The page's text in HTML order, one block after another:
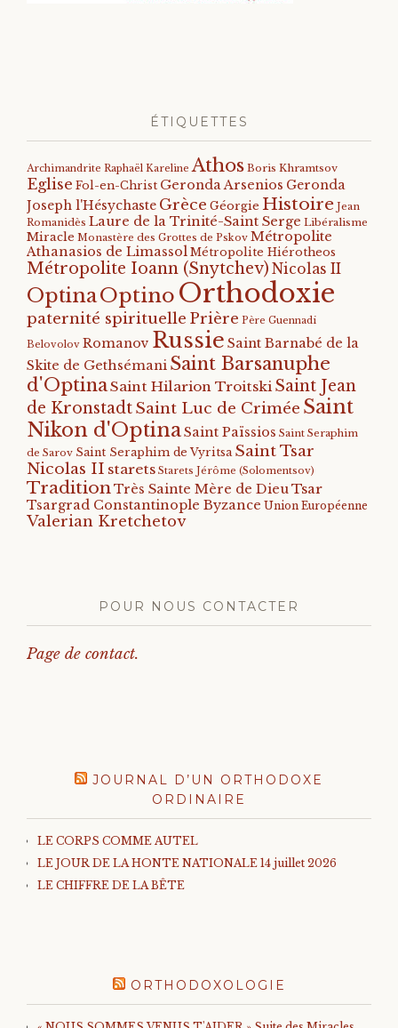
ÉTIQUETTES
Archimandrite Raphaël Kareline Athos Boris Khramtsov
Eglise Fol-en-Christ Geronda Arsenios Geronda
Joseph l'Hésychaste Grèce Géorgie Histoire Jean
Romanidès Laure de la Trinité-Saint Serge Libéralisme
Miracle Monastère des Grottes de Pskov Métropolite
Athanasios de Limassol Métropolite Hiérotheos
Métropolite Ioann (Snytchev) Nicolas II
OptinaOptino Orthodoxie
paternité spirituelle Prière Père Guennadi
Belovolov Romanov Russie Saint Barnabé de la
Skite de Gethsémani Saint Barsanuphe
d'OptinaSaint Hilarion Troitski Saint Jean
de KronstadtSaint Luc de Crimée Saint
Nikon d'OptinaSaint Païssios Saint Seraphim
de Sarov Saint Seraphim de Vyritsa Saint Tsar
Nicolas II starets Starets Jérôme (Solomentsov)
TraditionTrès Sainte Mère de DieuTsar
Tsargrad Constantinople Byzance Union Européenne
Valerian Kretchetov
POUR NOUS CONTACTER
Page de contact.
JOURNAL D’UN ORTHODOXE
ORDINAIRE
LE CORPS COMME AUTEL
LE JOUR DE LA HONTE NATIONALE 14 juillet 2026
LE CHIFFRE DE LA BÊTE
ORTHODOXOLOGIE